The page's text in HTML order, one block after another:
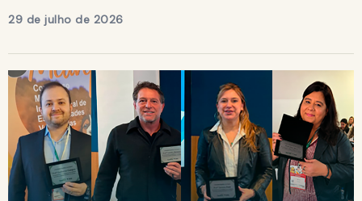
29 de julho de 2026